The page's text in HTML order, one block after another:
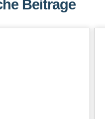
Beitrage